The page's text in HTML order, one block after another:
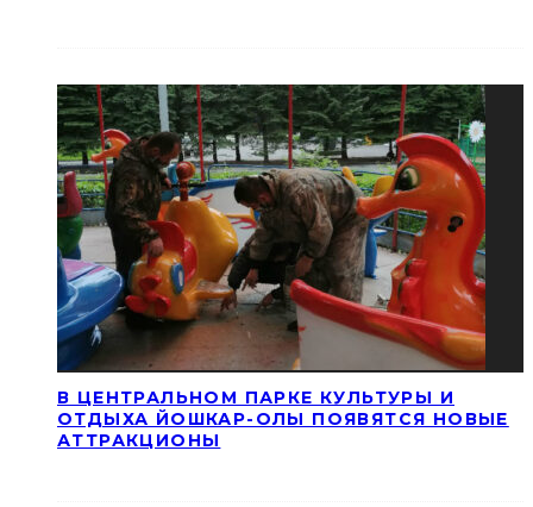
В ЦЕНТРАЛЬНОМ ПАРКЕ КУЛЬТУРЫ И
ОТДЫХА ЙОШКАР-ОЛЫ ПОЯВЯТСЯ НОВЫЕ
АТТРАКЦИОНЫ